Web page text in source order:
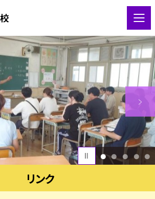
1 2 3 4 5
リンク